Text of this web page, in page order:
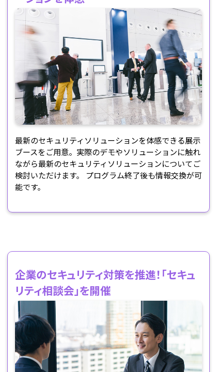
最新のセキュリティソリューションを体感できる展示
ブースをご用意。実際のデモやソリューションに触れ
ながら最新のセキュリティソリューションについてご
検討いただけます。 プログラム終了後も情報交換が可
能です。
企業のセキュリティ対策を推進！「セキュ
リティ相談会」を開催